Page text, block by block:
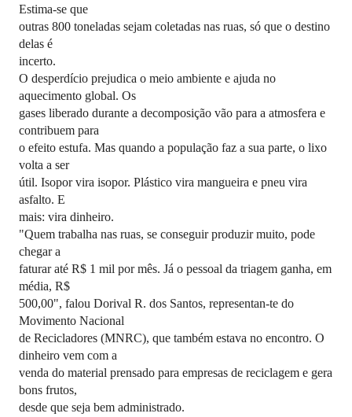
Estima-se que
outras 800 toneladas sejam coletadas nas ruas, só que o destino
delas é
incerto.
O desperdício prejudica o meio ambiente e ajuda no
aquecimento global. Os
gases liberado durante a decomposição vão para a atmosfera e
contribuem para
o efeito estufa. Mas quando a população faz a sua parte, o lixo
volta a ser
útil. Isopor vira isopor. Plástico vira mangueira e pneu vira
asfalto. E
mais: vira dinheiro.
"Quem trabalha nas ruas, se conseguir produzir muito, pode
chegar a
faturar até R$ 1 mil por mês. Já o pessoal da triagem ganha, em
média, R$
500,00", falou Dorival R. dos Santos, representan-te do
Movimento Nacional
de Recicladores (MNRC), que também estava no encontro. O
dinheiro vem com a
venda do material prensado para empresas de reciclagem e gera
bons frutos,
desde que seja bem administrado.